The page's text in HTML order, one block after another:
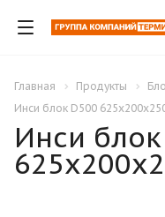
Главная Продукты
Инси блок D500
Инси